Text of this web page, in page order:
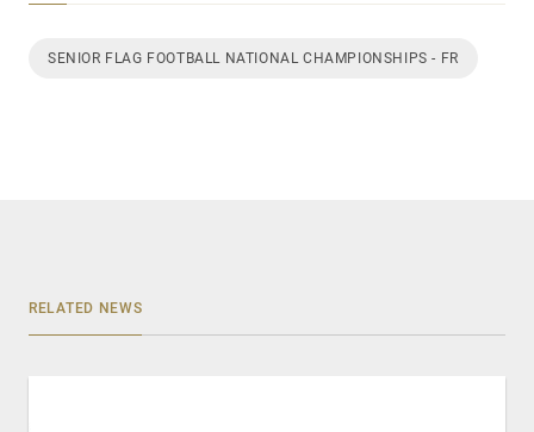
SENIOR FLAG FOOTBALL NATIONAL CHAMPIONSHIPS - FR
RELATED NEWS